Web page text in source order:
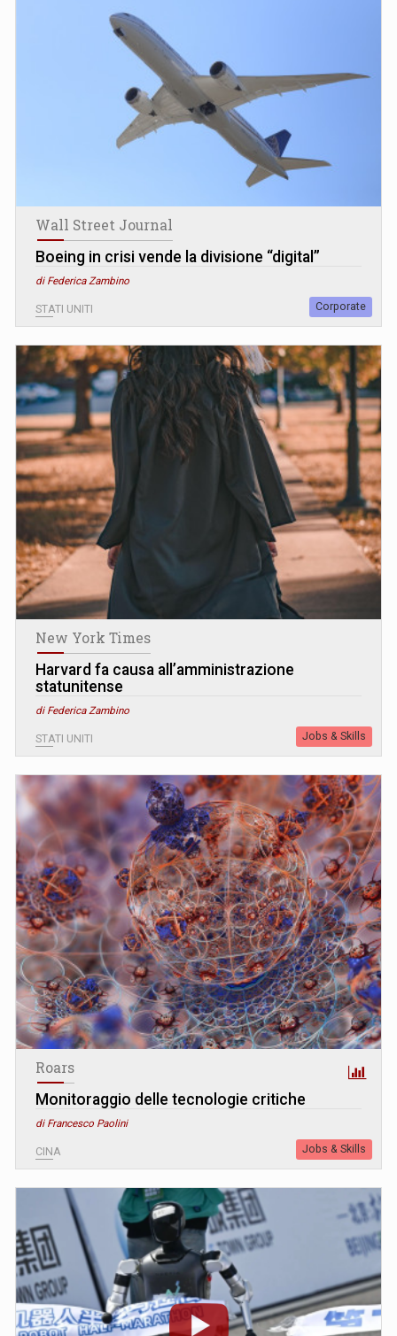
Wall Street Journal
Boeing in crisi vende la divisione “digital”
di Federica Zambino
STATI UNITI Corporate
New York Times
Harvard fa causa all’amministrazione
statunitense
di Federica Zambino
STATI UNITI Jobs & Skills
Roars
Monitoraggio delle tecnologie critiche
di Francesco Paolini
CINA Jobs & Skills